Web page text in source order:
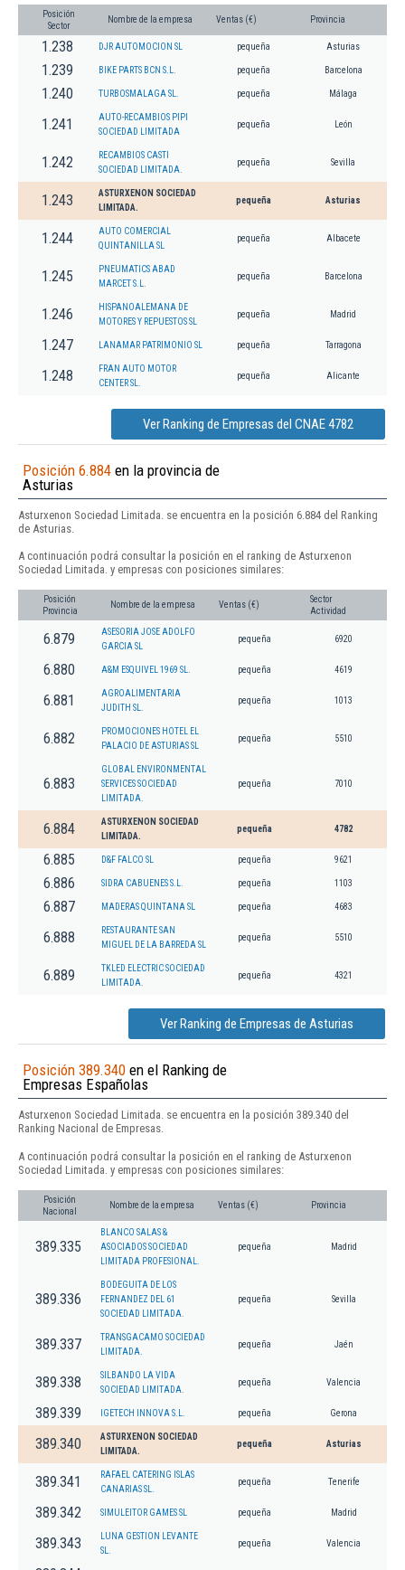
Posición
Sector
Nombre de la empresa Ventas (€) Provincia
1.238 DJR AUTOMOCION SL pequeña Asturias
1.239 BIKE PARTS BCN S.L. pequeña Barcelona
1.240 TURBOSMALAGA SL. pequeña Málaga
1.241
AUTO-RECAMBIOS PIPI
SOCIEDAD LIMITADA
pequeña León
1.242
RECAMBIOS CASTI
SOCIEDAD LIMITADA.
pequeña Sevilla
1.243
ASTURXENON SOCIEDAD
LIMITADA.
pequeña Asturias
1.244
AUTO COMERCIAL
QUINTANILLA SL
pequeña Albacete
1.245
PNEUMATICS ABAD
MARCET S.L.
pequeña Barcelona
1.246
HISPANOALEMANA DE
MOTORES Y REPUESTOS SL
pequeña Madrid
1.247 LANAMAR PATRIMONIO SL pequeña Tarragona
1.248
FRAN AUTO MOTOR
CENTER SL.
pequeña Alicante
Ver Ranking de Empresas del CNAE 4782
Posición 6.884 en la provincia de
Asturias
Asturxenon Sociedad Limitada. se encuentra en la posición 6.884 del Ranking
de Asturias.
A continuación podrá consultar la posición en el ranking de Asturxenon
Sociedad Limitada. y empresas con posiciones similares:
Posición
Provincia
Nombre de la empresa Ventas (€)
Sector
Actividad
6.879
ASESORIA JOSE ADOLFO
GARCIA SL
pequeña 6920
6.880 A&M ESQUIVEL 1969 SL. pequeña 4619
6.881
AGROALIMENTARIA
JUDITH SL.
pequeña 1013
6.882
PROMOCIONES HOTEL EL
PALACIO DE ASTURIAS SL
pequeña 5510
6.883
GLOBAL ENVIRONMENTAL
SERVICES SOCIEDAD
LIMITADA.
pequeña 7010
6.884
ASTURXENON SOCIEDAD
LIMITADA.
pequeña 4782
6.885 D&F FALCO SL pequeña 9621
6.886 SIDRA CABUENES S.L. pequeña 1103
6.887 MADERAS QUINTANA SL pequeña 4683
6.888
RESTAURANTE SAN
MIGUEL DE LA BARREDA SL
pequeña 5510
6.889
TKLED ELECTRIC SOCIEDAD
LIMITADA.
pequeña 4321
Ver Ranking de Empresas de Asturias
Posición 389.340 en el Ranking de
Empresas Españolas
Asturxenon Sociedad Limitada. se encuentra en la posición 389.340 del
Ranking Nacional de Empresas.
A continuación podrá consultar la posición en el ranking de Asturxenon
Sociedad Limitada. y empresas con posiciones similares:
Posición
Nacional
Nombre de la empresa Ventas (€) Provincia
389.335
BLANCO SALAS &
ASOCIADOS SOCIEDAD
LIMITADA PROFESIONAL.
pequeña Madrid
389.336
BODEGUITA DE LOS
FERNANDEZ DEL 61
SOCIEDAD LIMITADA.
pequeña Sevilla
389.337
TRANSGACAMO SOCIEDAD
LIMITADA.
pequeña Jaén
389.338
SILBANDO LA VIDA
SOCIEDAD LIMITADA.
pequeña Valencia
389.339 IGETECH INNOVA S.L. pequeña Gerona
389.340
ASTURXENON SOCIEDAD
LIMITADA.
pequeña Asturias
389.341
RAFAEL CATERING ISLAS
CANARIAS SL.
pequeña Tenerife
389.342 SIMULEITOR GAMES SL pequeña Madrid
389.343
LUNA GESTION LEVANTE
SL.
pequeña Valencia